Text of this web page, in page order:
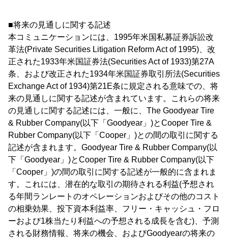
■将来の見通しに関する記述
本コミュニケーションには、1995年米国私募証券訴訟改
革法(Private Securities Litigation Reform Act of 1995)、改
正された1933年米国証券法(Securities Act of 1933)第27A
条、および改正された1934年米国証券取引所法(Securities
Exchange Act of 1934)第21E条に規定される意味での、将
来の見通しに関する記述が含まれています。これらの将来
の見通しに関する記述には、一般に、The Goodyear Tire
& Rubber Company(以下「Goodyear」)とCooper Tire &
Rubber Company(以下「Cooper」)との間の取引に関する
記述が含まれます。Goodyear Tire & Rubber Company(以
下「Goodyear」)とCooper Tire & Rubber Company(以下
「Cooper」)の間の取引に関する記述が一般的に含まれま
す。これには、潜在的な取引の期待される利益(予想され
る年間ランレートのオペレーションおよびその他のコスト
の相乗効果、投下資本利益率、フリー・キャッシュ・フロ
ーおよび1株当たり利益への予想される成長を含む)、予測
される財務情報、将来の機会、およびGoodyearの将来の